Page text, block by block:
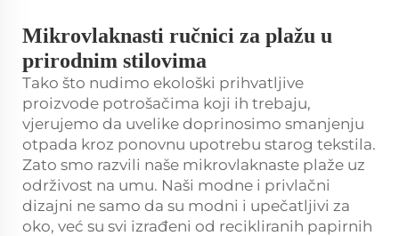
Mikrovlaknasti ručnici za plažu u
prirodnim stilovima
Tako što nudimo ekološki prihvatljive
proizvode potrošačima koji ih trebaju,
vjerujemo da uvelike doprinosimo smanjenju
otpada kroz ponovnu upotrebu starog tekstila.
Zato smo razvili naše mikrovlaknaste plaže uz
održivost na umu. Naši modne i privlačni
dizajni ne samo da su modni i upečatljivi za
oko, već su svi izrađeni od recikliranih papirnih